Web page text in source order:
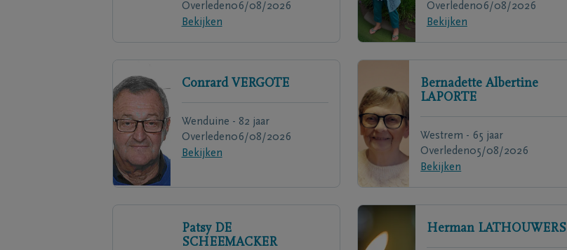
Overleden06/08/2026
Bekijken
Overleden06/08/2026
Bekijken
Conrard VERGOTE
Wenduine - 82 jaar
Overleden06/08/2026
Bekijken
Bernadette Albertine
LAPORTE
Westrem - 65 jaar
Overleden05/08/2026
Bekijken
Patsy DE
SCHEEMACKER
Herman LATHOUWERS